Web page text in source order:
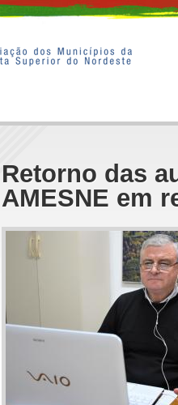
Retorno das
AMESNE em